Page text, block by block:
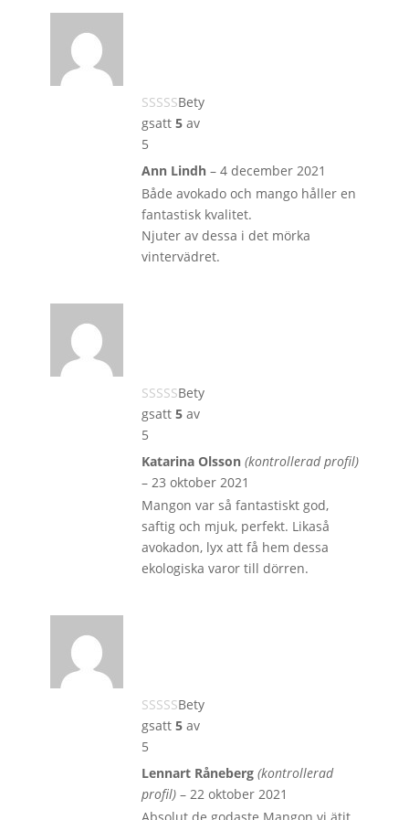
Bety
gsatt 5av
5
Ann Lindh – 4 december 2021
Både avokado och mango håller en
fantastisk kvalitet.
Njuter av dessa i det mörka
vintervädret.
Bety
gsatt 5av
5
Katarina Olsson (kontrollerad profil)
– 23 oktober 2021
Mangon var så fantastiskt god,
saftig och mjuk, perfekt. Likaså
avokadon, lyx att få hem dessa
ekologiska varor till dörren.
Bety
gsatt 5av
5
Lennart Råneberg (kontrollerad
profil) – 22 oktober 2021